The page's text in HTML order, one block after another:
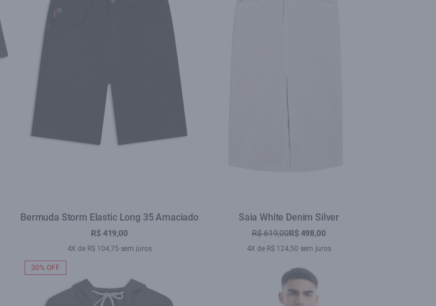
Bermuda Storm Elastic Long 35 Amaciado
R$ 419,00
4X de R$ 104,75 sem juros
Saia White Denim Silver
R$ 619,00R$ 498,00
4X de R$ 124,50 sem juros
30% OFF